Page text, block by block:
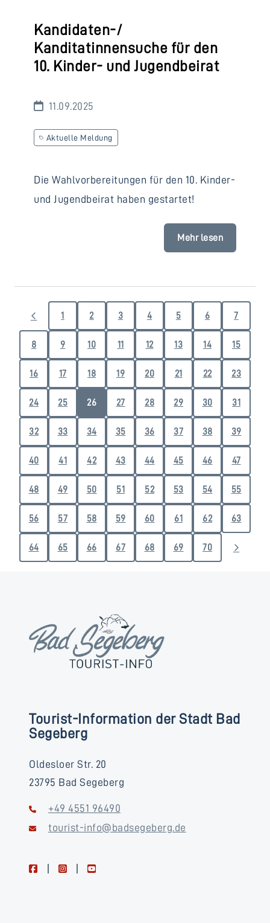
Kandidaten-/
Kanditatinnensuche für den
10. Kinder- und Jugendbeirat
11.09.2025
Aktuelle Meldung
Die Wahlvorbereitungen für den 10. Kinder-
und Jugendbeirat haben gestartet!
Mehr lesen
1 2 3 4 5 6 7
8 9 10 11 12 13 14 15
16 17 18 19 20 21 22 23
24 25 26 27 28 29 30 31
32 33 34 35 36 37 38 39
40 41 42 43 44 45 46 47
48 49 50 51 52 53 54 55
56 57 58 59 60 61 62 63
64 65 66 67 68 69 70
Tourist-Information der Stadt Bad
Segeberg
Oldesloer Str. 20
23795 Bad Segeberg
+49 4551 96490
tourist-info@badsegeberg.de
facebookinstagramyoutube